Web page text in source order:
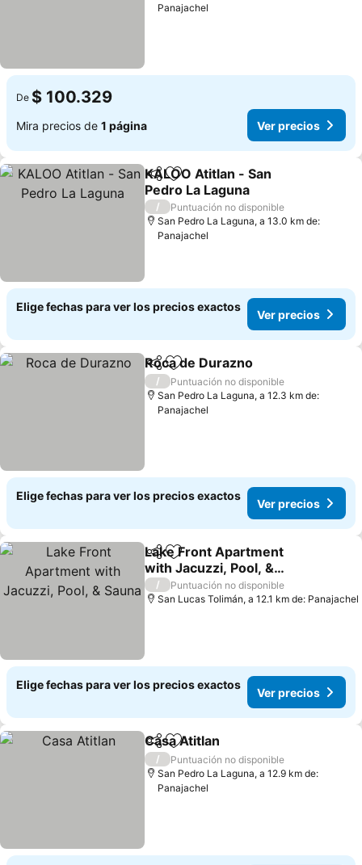
Panajachel
De $ 100.329
Mira precios de 1 página Ver precios
CompartirAgregar a favoritos
KALOO Atitlan - San
Pedro La Laguna
/
Puntuación no disponible
San Pedro La Laguna, a 13.0 km de:
Panajachel
Elige fechas para ver los precios exactos
Ver precios
CompartirAgregar a favoritos
Roca de Durazno
/
Puntuación no disponible
San Pedro La Laguna, a 12.3 km de:
Panajachel
Elige fechas para ver los precios exactos
Ver precios
CompartirAgregar a favoritos
Lake Front Apartment
with Jacuzzi, Pool, &
Sauna
/
Puntuación no disponible
San Lucas Tolimán, a 12.1 km de: Panajachel
Elige fechas para ver los precios exactos
Ver precios
CompartirAgregar a favoritos
Casa Atitlan
/
Puntuación no disponible
San Pedro La Laguna, a 12.9 km de:
Panajachel